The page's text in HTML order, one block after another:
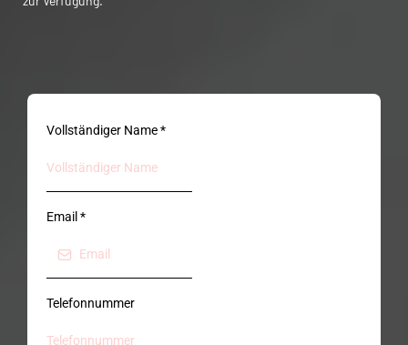
Vollständiger Name*
Email *
Telefonnummer